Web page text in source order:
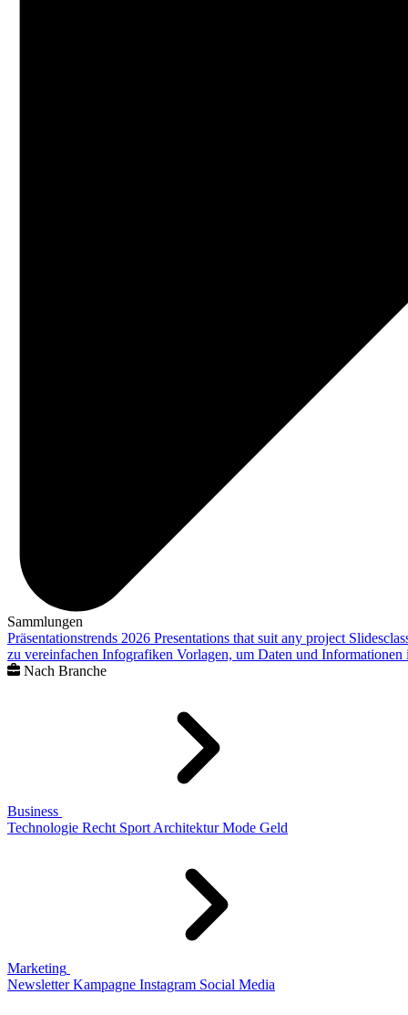
Sammlungen
Präsentationstrends 2026 Presentations that suit any project
zu vereinfachen Infografiken Vorlagen, um Daten und
Nach Branche
Business
Technologie Recht Sport Architektur Mode Geld
Marketing
Newsletter Kampagne Instagram Social Media